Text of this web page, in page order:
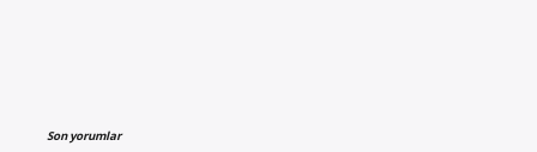
Son yorumlar